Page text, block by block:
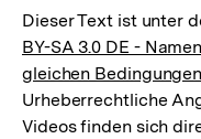
Dieser Text ist unter
BY-SA 3.0 DE -
gleichen
Urheberrechtliche
Videos finden sich